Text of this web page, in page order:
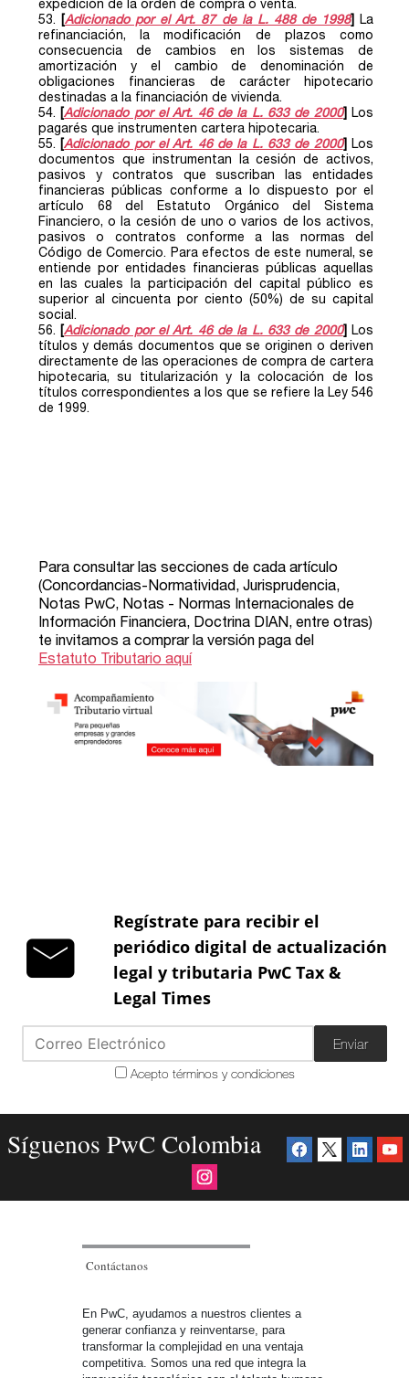
Regístrate para recibir el
periódico digital de actualización
legal y tributaria PwC Tax &
Legal Times
Enviar
Acepto términos y condiciones
Síguenos PwC Colombia
Contáctanos
En PwC, ayudamos a nuestros clientes a
generar confianza y reinventarse, para
transformar la complejidad en una ventaja
competitiva. Somos una red que integra la